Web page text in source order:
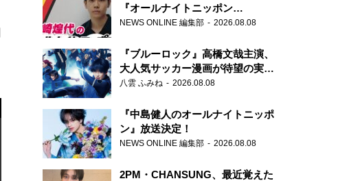
『オールナイトニッポン
0(ZERO)』に初登場「今からとて
NEWS ONLINE 編集部 2026.08.08
『ブルーロック』高橋文哉主演、
大人気サッカー漫画が待望の実写
映画に
八雲 ふみね 2026.08.08
『中島健人のオールナイトニッポ
ン』放送決定！
NEWS ONLINE 編集部 2026.08.08
2PM・CHANSUNG、最近覚えた